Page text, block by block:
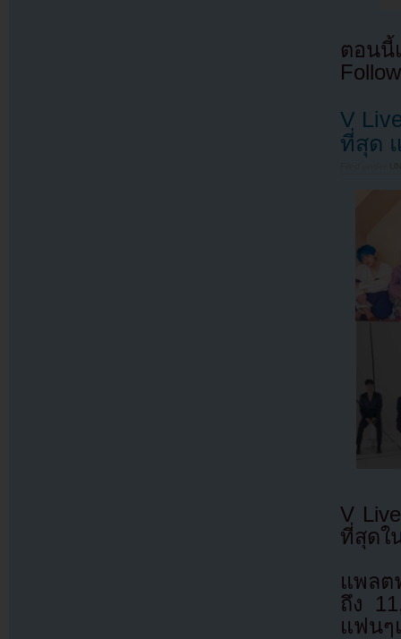
ตอนนี้
V
ที่สุด
V
ที่สุดใ
แพลต
ถึง
แฟนๆ